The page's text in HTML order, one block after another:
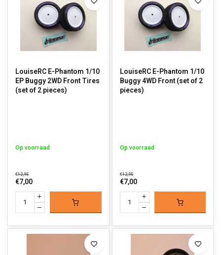
LouiseRC E-Phantom 1/10
EP Buggy 2WD Front Tires
(set of 2 pieces)
Op voorraad
€12,95
€7,00
LouiseRC E-Phantom 1/10
Buggy 4WD Front (set of 2
pieces)
Op voorraad
€12,95
€7,00